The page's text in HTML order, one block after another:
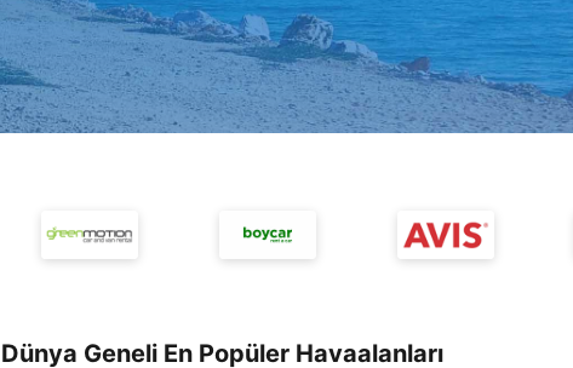
Dünya Geneli En Popüler Havaalanları